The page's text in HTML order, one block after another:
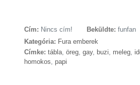
Cím: Nincs cím! Beküldte: funfan
Kategória: Fura emberek
Címke: tábla, öreg, gay, buzi, meleg,
homokos, papi